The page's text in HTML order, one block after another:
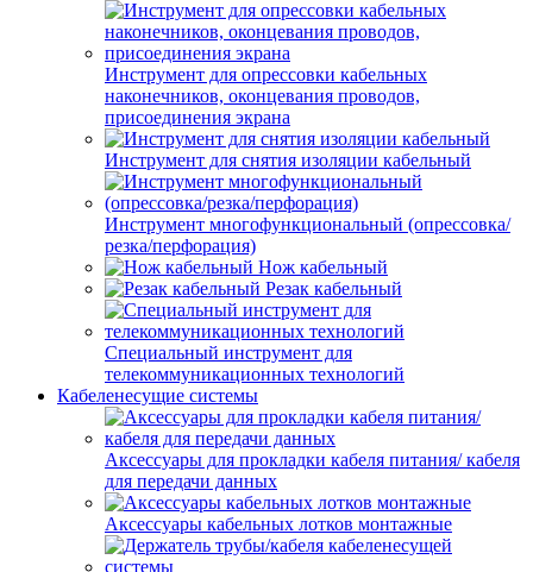
Инструмент для опрессовки кабельных
наконечников, оконцевания проводов,
присоединения экрана
Инструмент для снятия изоляции кабельный
Инструмент многофункциональный (опрессовка/
резка/перфорация)
Нож кабельный
Резак кабельный
Специальный инструмент для
телекоммуникационных технологий
Кабеленесущие системы
Аксессуары для прокладки кабеля питания/ кабеля
для передачи данных
Аксессуары кабельных лотков монтажные